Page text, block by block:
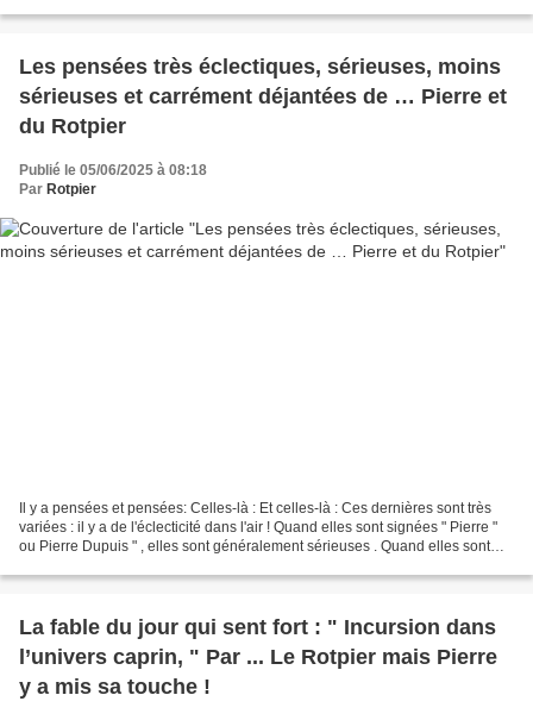
Les pensées très éclectiques, sérieuses, moins
sérieuses et carrément déjantées de … Pierre et
du Rotpier
Publié le 05/06/2025 à 08:18
Par Rotpier
Il y a pensées et pensées: Celles-là : Et celles-là : Ces dernières sont très
variées : il y a de l'éclecticité dans l'air ! Quand elles sont signées " Pierre "
ou Pierre Dupuis " , elles sont généralement sérieuses . Quand elles sont
La fable du jour qui sent fort : " Incursion dans
l’univers caprin, " Par ... Le Rotpier mais Pierre
y a mis sa touche !